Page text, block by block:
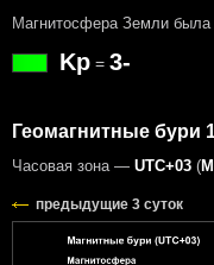
Магнитосфера Земли была
Kp = 3-
Геомагнитные бури
Часовая зона — UTC+03 (
предыдущие 3 суток